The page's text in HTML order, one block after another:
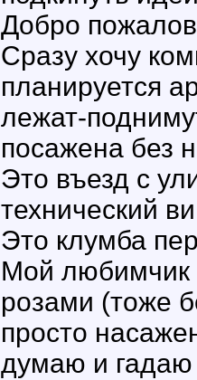
Добро
Сразу хочу
планируется
лежат-
посажена без
Это въезд с
технический
Это клумба
Мой любимчик
розами (тоже
просто
думаю и гадаю